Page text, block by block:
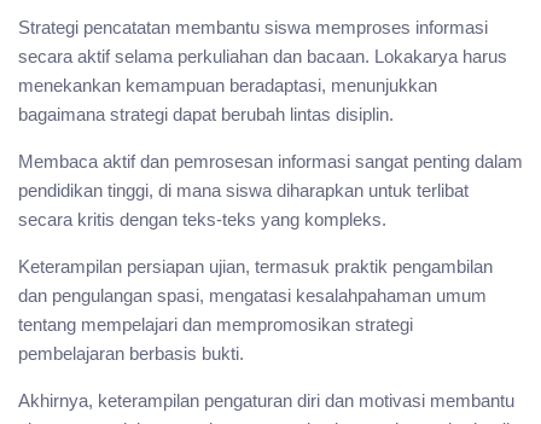
Strategi pencatatan membantu siswa memproses informasi
secara aktif selama perkuliahan dan bacaan. Lokakarya harus
menekankan kemampuan beradaptasi, menunjukkan
bagaimana strategi dapat berubah lintas disiplin.
Membaca aktif dan pemrosesan informasi sangat penting dalam
pendidikan tinggi, di mana siswa diharapkan untuk terlibat
secara kritis dengan teks-teks yang kompleks.
Keterampilan persiapan ujian, termasuk praktik pengambilan
dan pengulangan spasi, mengatasi kesalahpahaman umum
tentang mempelajari dan mempromosikan strategi
pembelajaran berbasis bukti.
Akhirnya, keterampilan pengaturan diri dan motivasi membantu